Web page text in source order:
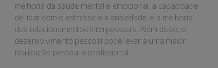
melhoria da saúde mental e emocional, a capacidade
de lidar com o estresse e a ansiedade, e a melhoria
dos relacionamentos interpessoais. Além disso, o
desenvolvimento pessoal pode levar a uma maior
realização pessoal e profissional.